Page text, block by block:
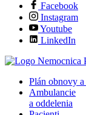
Facebook
Instagram
Youtube
LinkedIn
Plán obnovy
Ambulancie
a oddelenia